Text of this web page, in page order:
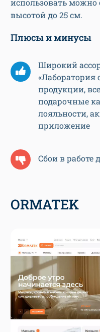
использовать
высотой до 25 см.
Плюсы и минусы
Широкий
«Лаборатория
продукции,
подарочные
лояльности,
приложение
Сбои в работе
ORMATEK